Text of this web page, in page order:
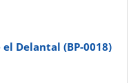
Delantal (BP-0018)